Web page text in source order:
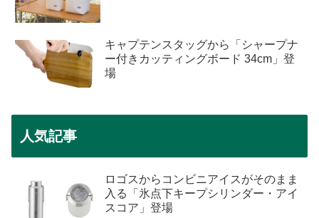
キャプテンスタッグから「シャープナ
ー付きカッティングボード 34cm」登
場
人気記事
ロゴスからコンビニアイスがそのまま
入る「氷点下キープシリンダー・アイ
スコア」登場